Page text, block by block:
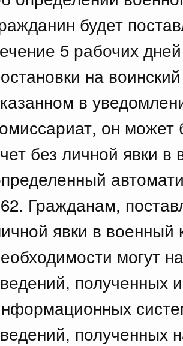
будет
5 рабочих
на
в
он может
без личной явки
Гражданам,
явки в военный
могут
полученных
полученных